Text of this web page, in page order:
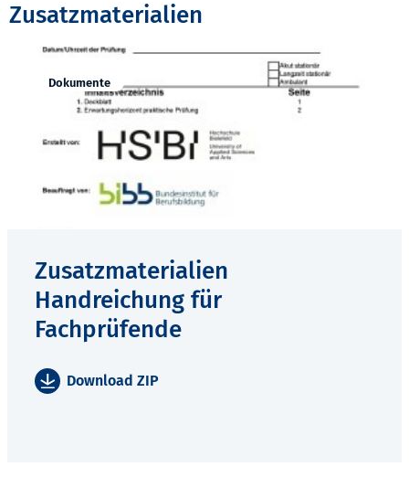
Zusatzmaterialien
Dokumente
Zusatzmaterialien
Handreichung für
Fachprüfende
Download ZIP